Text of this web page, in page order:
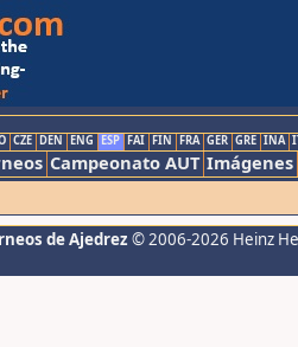
CZE DEN ENG ESP FAI FIN FRA GER GRE INA
Campeonato AUT Imágenes
de Ajedrez © 2006-2026 Heinz